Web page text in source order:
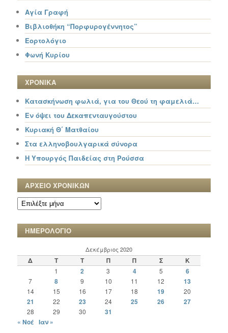
Αγία Γραφή
Βιβλιοθήκη “Πορφυρογέννητος”
Εορτολόγιο
Φωνή Κυρίου
ΧΡΟΝΙΚΑ
Κατασκήνωση φωλιά, για του Θεού τη φαμελιά…
Εν όψει του Δεκαπενταυγούστου
Κυριακή Θ΄ Ματθαίου
Στα ελληνοβουλγαρικά σύνορα
Η Υπουργός Παιδείας στη Ρούσσα
ΑΡΧΕΙΟ ΧΡΟΝΙΚΩΝ
ΑΡΧΕΙΟ
ΧΡΟΝΙΚΩΝ
ΗΜΕΡΟΛΟΓΙΟ
Δεκέμβριος 2020
Δ Τ Τ Π Π Σ Κ
1 2 3 4 5 6
7 8 9 10 11 12 13
14 15 16 17 18 19 20
21 22 23 24 25 26 27
28 29 30
31
« Νοέ Ιαν »